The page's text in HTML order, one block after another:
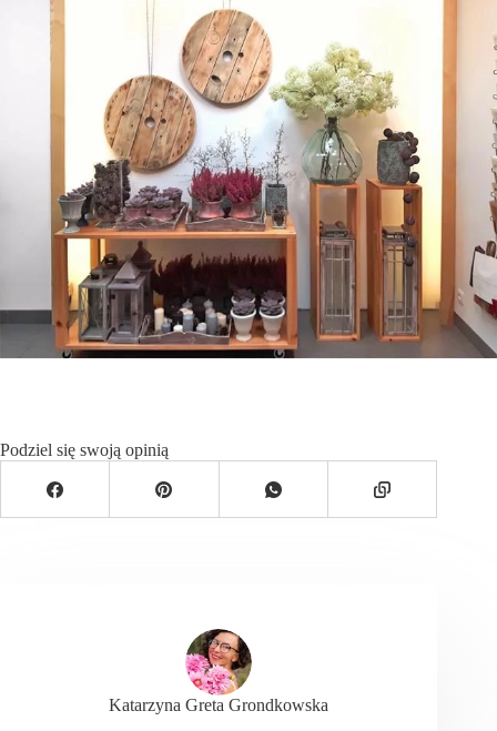
Podziel się swoją opinią
Katarzyna Greta Grondkowska